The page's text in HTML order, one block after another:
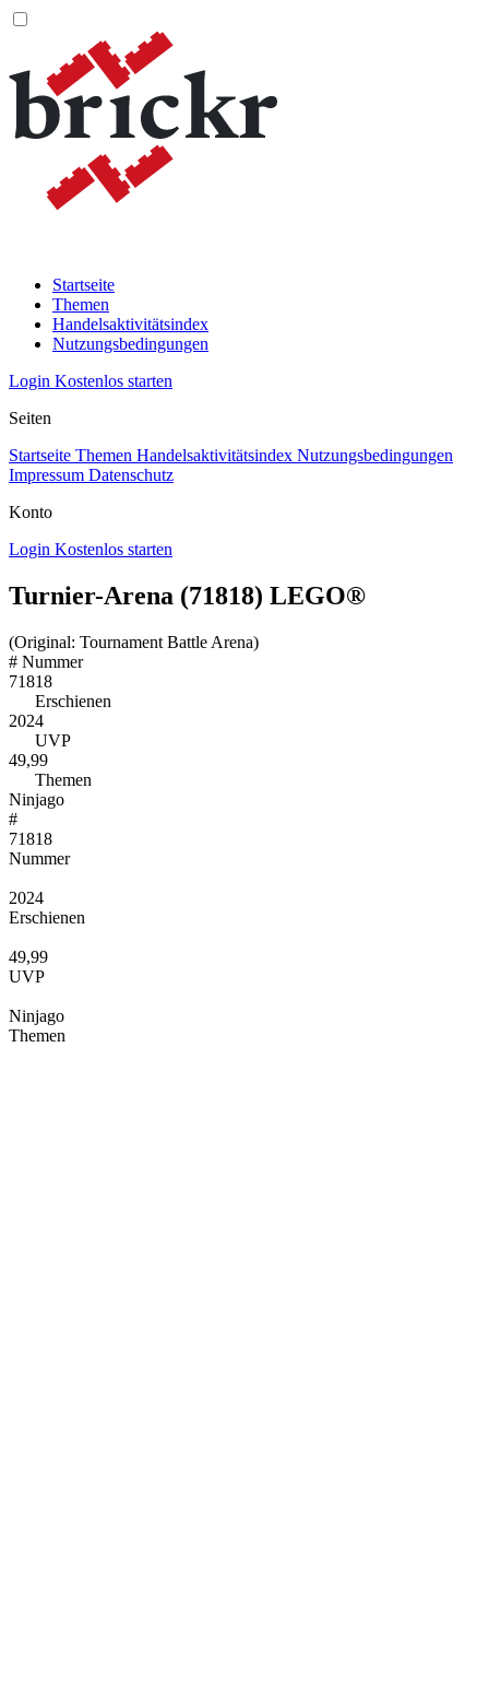
Startseite
Themen
Handelsaktivitätsindex
Nutzungsbedingungen
Login Kostenlos starten
Seiten
Startseite Themen Handelsaktivitätsindex Nutzungsbedingungen
Impressum Datenschutz
Konto
Login Kostenlos starten
Turnier-Arena (71818) LEGO®
(Original: Tournament Battle Arena)
# Nummer
71818
Erschienen
2024
UVP
49,99
Themen
Ninjago
#
71818
Nummer
2024
Erschienen
49,99
UVP
Ninjago
Themen